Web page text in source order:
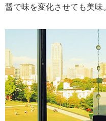
醤で味を変化させても美味。